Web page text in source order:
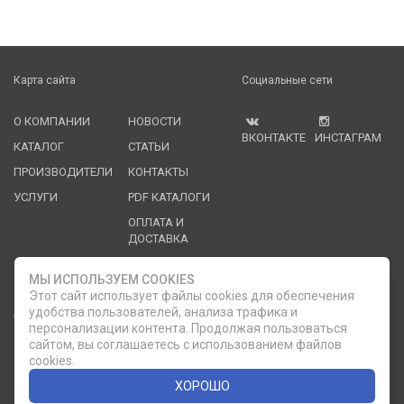
Карта сайта
О КОМПАНИИ
КАТАЛОГ
ПРОИЗВОДИТЕЛИ
УСЛУГИ
НОВОСТИ
СТАТЬИ
КОНТАКТЫ
PDF КАТАЛОГИ
ОПЛАТА И
ДОСТАВКА
Социальные сети
ВКОНТАКТЕ ИНСТАГРАМ
Служба клиентской поддержки
ОБРАТНЫЙ ЗВОНОК phone
8 (812) 335-21-16
8 (812) 335-21-17 7 (911) 947-43-48
МЫ ИСПОЛЬЗУЕМ COOKIES
Этот сайт использует файлы cookies для обеспечения
удобства пользователей, анализа трафика и
персонализации контента. Продолжая пользоваться
сайтом, вы соглашаетесь с использованием файлов
cookies.
ХОРОШО